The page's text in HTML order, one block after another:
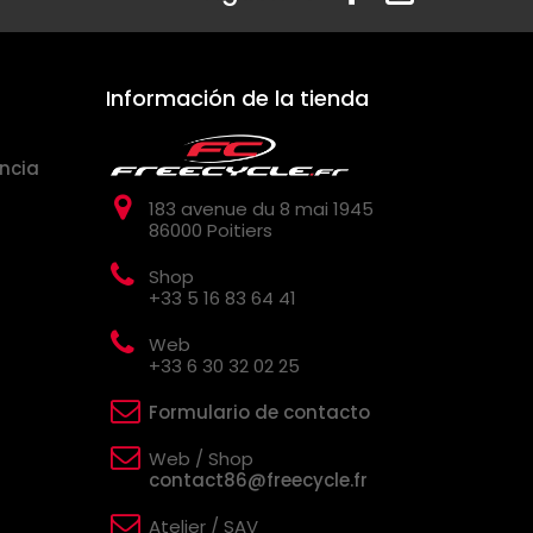
Información de la tienda
183 avenue du 8 mai 1945
86000 Poitiers
Shop
+33 5 16 83 64 41
Web
+33 6 30 32 02 25
Formulario de contacto
Web / Shop
contact86@freecycle.fr
Atelier / SAV